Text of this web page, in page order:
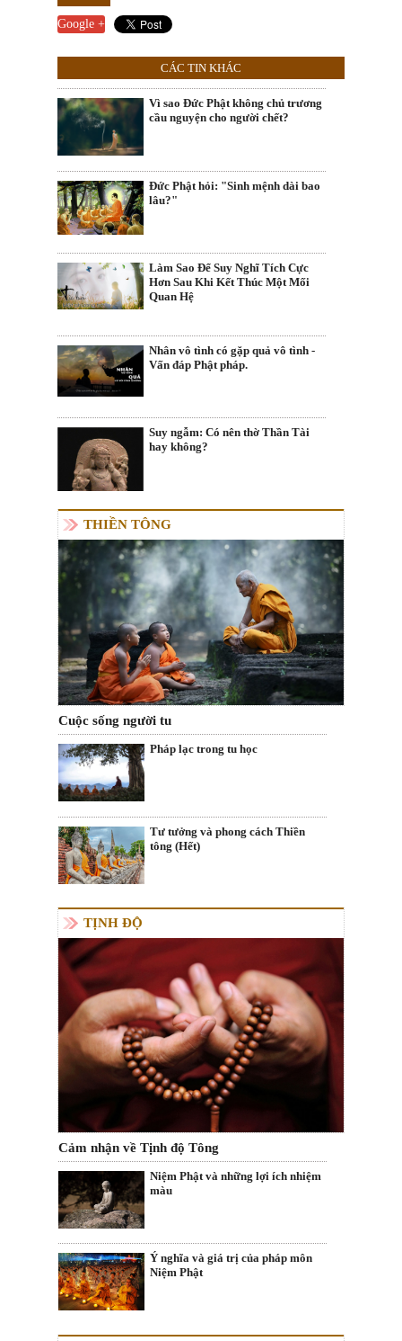
Google +
CÁC TIN KHÁC
Vì sao Đức Phật không chủ trương
cầu nguyện cho người chết?
Đức Phật hỏi: "Sinh mệnh dài bao
lâu?"
Làm Sao Để Suy Nghĩ Tích Cực
Hơn Sau Khi Kết Thúc Một Mối
Quan Hệ
Nhân vô tình có gặp quả vô tình -
Vấn đáp Phật pháp.
Suy ngẫm: Có nên thờ Thần Tài
hay không?
THIỀN TÔNG
Cuộc sống người tu
Pháp lạc trong tu học
Tư tưởng và phong cách Thiền
tông (Hết)
TỊNH ĐỘ
Cảm nhận về Tịnh độ Tông
Niệm Phật và những lợi ích nhiệm
màu
Ý nghĩa và giá trị của pháp môn
Niệm Phật